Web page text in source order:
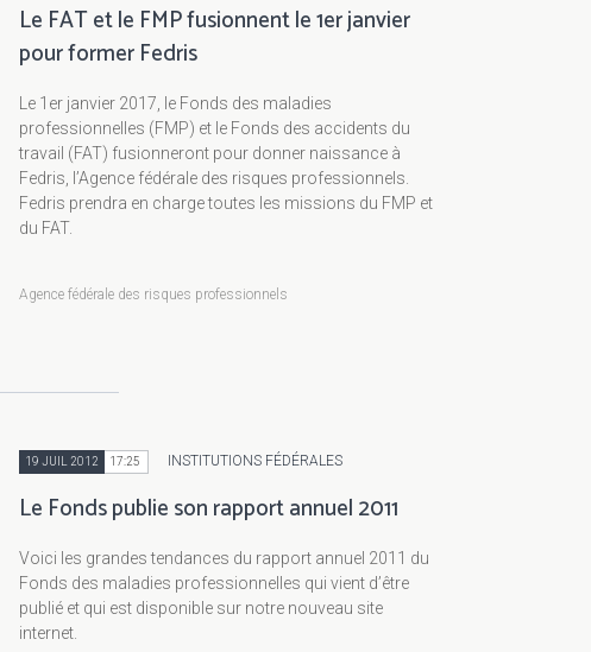
Le FAT et le FMP fusionnent le 1er janvier
pour former Fedris
Le 1er janvier 2017, le Fonds des maladies
professionnelles (FMP) et le Fonds des accidents du
travail (FAT) fusionneront pour donner naissance à
Fedris, l’Agence fédérale des risques professionnels.
Fedris prendra en charge toutes les missions du FMP et
du FAT.
Agence fédérale des risques professionnels
19 JUIL 2012 17:25 INSTITUTIONS FÉDÉRALES
Le Fonds publie son rapport annuel 2011
Voici les grandes tendances du rapport annuel 2011 du
Fonds des maladies professionnelles qui vient d’être
publié et qui est disponible sur notre nouveau site
internet.